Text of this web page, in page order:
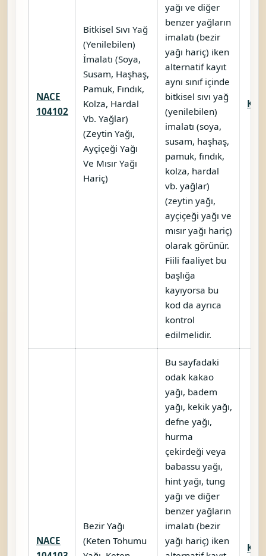
NACE
104102
Bitkisel Sıvı Yağ
(Yenilebilen)
İmalatı (Soya,
Susam, Haşhaş,
Pamuk, Fındık,
Kolza, Hardal
Vb. Yağlar)
(Zeytin Yağı,
Ayçiçeği Yağı
Ve Mısır Yağı
Hariç)
yağı ve diğer
benzer yağların
imalatı (bezir
yağı hariç) iken
alternatif kayıt
aynı sınıf içinde
bitkisel sıvı yağ
(yenilebilen)
imalatı (soya,
susam, haşhaş,
pamuk, fındık,
kolza, hardal
vb. yağlar)
(zeytin yağı,
ayçiçeği yağı ve
mısır yağı hariç)
olarak görünür.
Fiili faaliyet bu
başlığa
kayıyorsa bu
kod da ayrıca
kontrol
edilmelidir.
NACE
Bezir Yağı
(Keten Tohumu
Bu sayfadaki
odak kakao
yağı, badem
yağı, kekik yağı,
defne yağı,
hurma
çekirdeği veya
babassu yağı,
hint yağı, tung
yağı ve diğer
benzer yağların
imalatı (bezir
yağı hariç) iken